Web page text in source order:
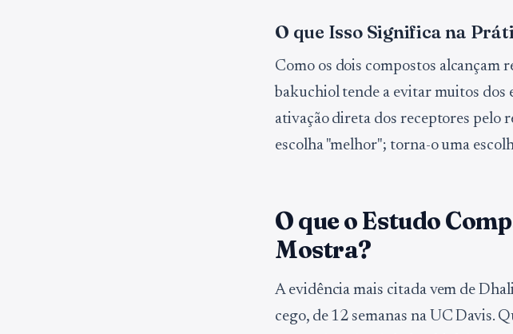
O que Isso Significa na
Como os dois compostos alcançam
bakuchiol tende a evitar muitos dos
ativação direta dos receptores pelo
escolha "melhor"; torna-o uma
O que o Estudo
Mostra?
A evidência mais citada vem de
cego, de 12 semanas na UC Davis.